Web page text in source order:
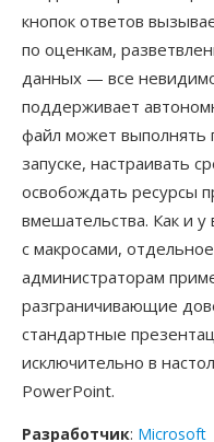
кнопок ответов
по оценкам,
данных — все
поддерживает
файл может выполнять
запуске, настраивать
освобождать ресурсы
вмешательства. Как и у
с макросами,
администраторам
разграничивающие
стандартные
исключительно в
PowerPoint.
Разработчик: Microsoft